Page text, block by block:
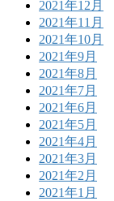
2021年12月
2021年11月
2021年10月
2021年9月
2021年8月
2021年7月
2021年6月
2021年5月
2021年4月
2021年3月
2021年2月
2021年1月